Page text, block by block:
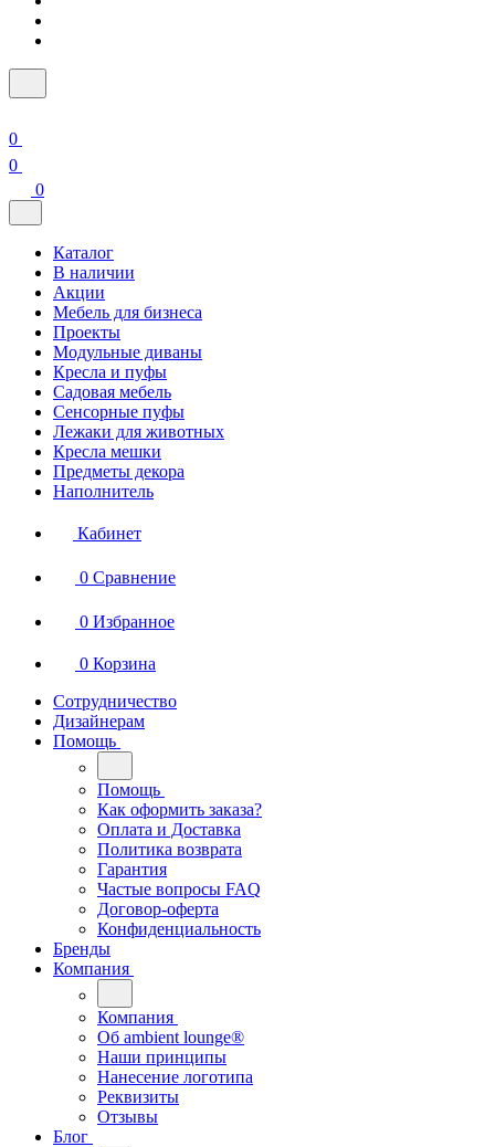
0
0
0
Каталог
В наличии
Акции
Мебель для бизнеса
Проекты
Модульные диваны
Кресла и пуфы
Садовая мебель
Сенсорные пуфы
Лежаки для животных
Кресла мешки
Предметы декора
Наполнитель
Кабинет
0 Сравнение
0 Избранное
0 Корзина
Сотрудничество
Дизайнерам
Помощь
Помощь
Как оформить заказа?
Оплата и Доставка
Политика возврата
Гарантия
Частые вопросы FAQ
Договор-оферта
Конфиденциальность
Бренды
Компания
Компания
Oб ambient lounge®
Наши принципы
Нанесение логотипа
Реквизиты
Отзывы
Блог